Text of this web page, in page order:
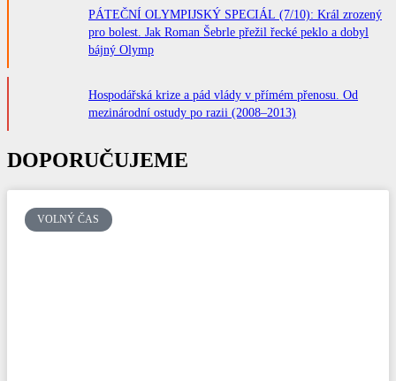
PÁTEČNÍ OLYMPIJSKÝ SPECIÁL (7/10): Král zrozený
pro bolest. Jak Roman Šebrle přežil řecké peklo a dobyl
bájný Olymp
Hospodářská krize a pád vlády v přímém přenosu. Od
mezinárodní ostudy po razii (2008–2013)
DOPORUČUJEME
VOLNÝ ČAS